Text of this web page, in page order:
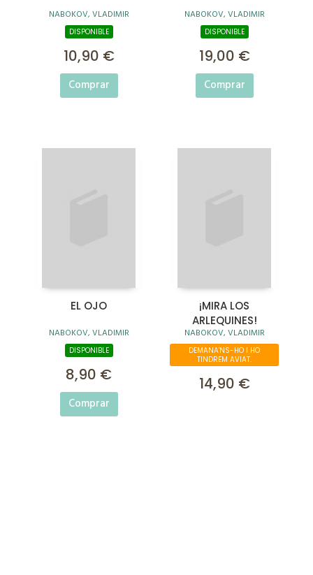
NABOKOV, VLADIMIR
DISPONIBLE
10,90 €
Comprar
NABOKOV, VLADIMIR
DISPONIBLE
19,00 €
Comprar
EL OJO
NABOKOV, VLADIMIR
DISPONIBLE
8,90 €
Comprar
¡MIRA LOS
ARLEQUINES!
NABOKOV, VLADIMIR
DEMANA'NS-HO I HO
TINDREM AVIAT.
14,90 €